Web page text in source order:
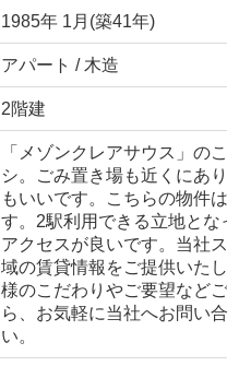
1985年 1月(築41年)
アパート / 木造
2階建
「メゾンクレアサウス」の
シ。ごみ置き場も近くにあ
もいいです。こちらの物件
す。2駅利用できる立地とな
アクセスが良いです。当社
域の賃貸情報をご提供いた
様のこだわりやご要望など
ら、お気軽に当社へお問い
い。